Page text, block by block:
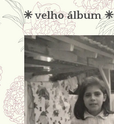
✳︎ velho álbum ✳︎